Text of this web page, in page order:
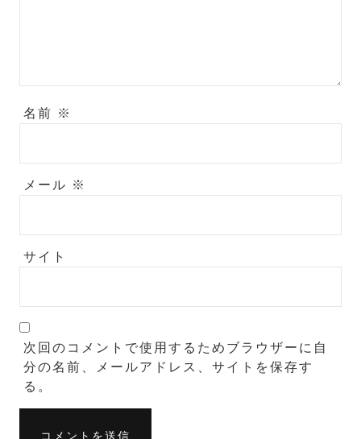
名前 ※
メール ※
サイト
次回のコメントで使用するためブラウザーに自
分の名前、メールアドレス、サイトを保存す
る。